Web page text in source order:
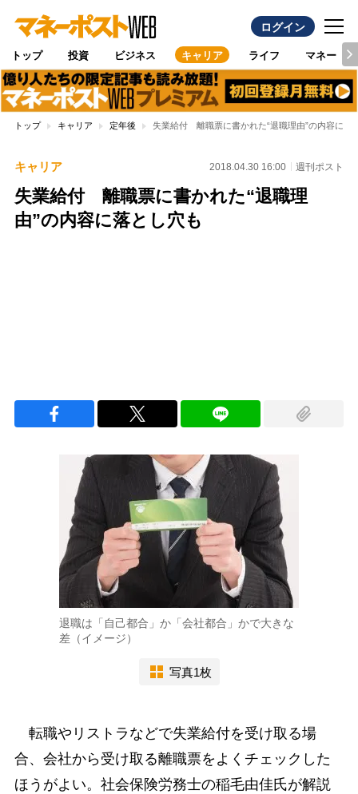
ログイン
トップ 投資 ビジネス キャリア ライフ マネー
トップ キャリア 定年後 失業給付 離職票に書かれた“退職理由”の内容に落
キャリア 2018.04.30 16:00 週刊ポスト
失業給付 離職票に書かれた“退職理
由”の内容に落とし穴も
退職は「自己都合」か「会社都合」かで大きな
差（イメージ）
写真1枚
転職やリストラなどで失業給付を受け取る場
合、会社から受け取る離職票をよくチェックした
ほうがよい。社会保険労務士の稲毛由佳氏が解説